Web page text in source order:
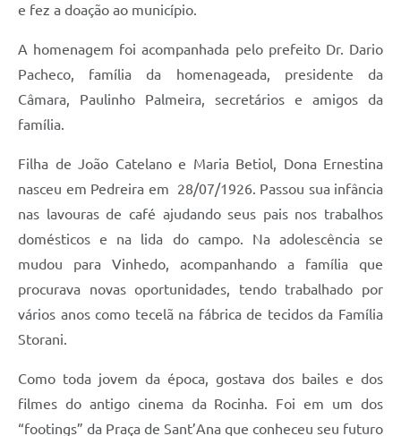
e fez a doação ao município.
A homenagem foi acompanhada pelo prefeito Dr. Dario
Pacheco, família da homenageada, presidente da
Câmara, Paulinho Palmeira, secretários e amigos da
família.
Filha de João Catelano e Maria Betiol, Dona Ernestina
nasceu em Pedreira em 28/07/1926. Passou sua infância
nas lavouras de café ajudando seus pais nos trabalhos
domésticos e na lida do campo. Na adolescência se
mudou para Vinhedo, acompanhando a família que
procurava novas oportunidades, tendo trabalhado por
vários anos como tecelã na fábrica de tecidos da Família
Storani.
Como toda jovem da época, gostava dos bailes e dos
filmes do antigo cinema da Rocinha. Foi em um dos
“footings” da Praça de Sant’Ana que conheceu seu futuro